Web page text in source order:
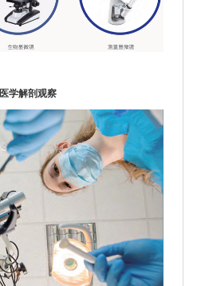
医学解剖观察